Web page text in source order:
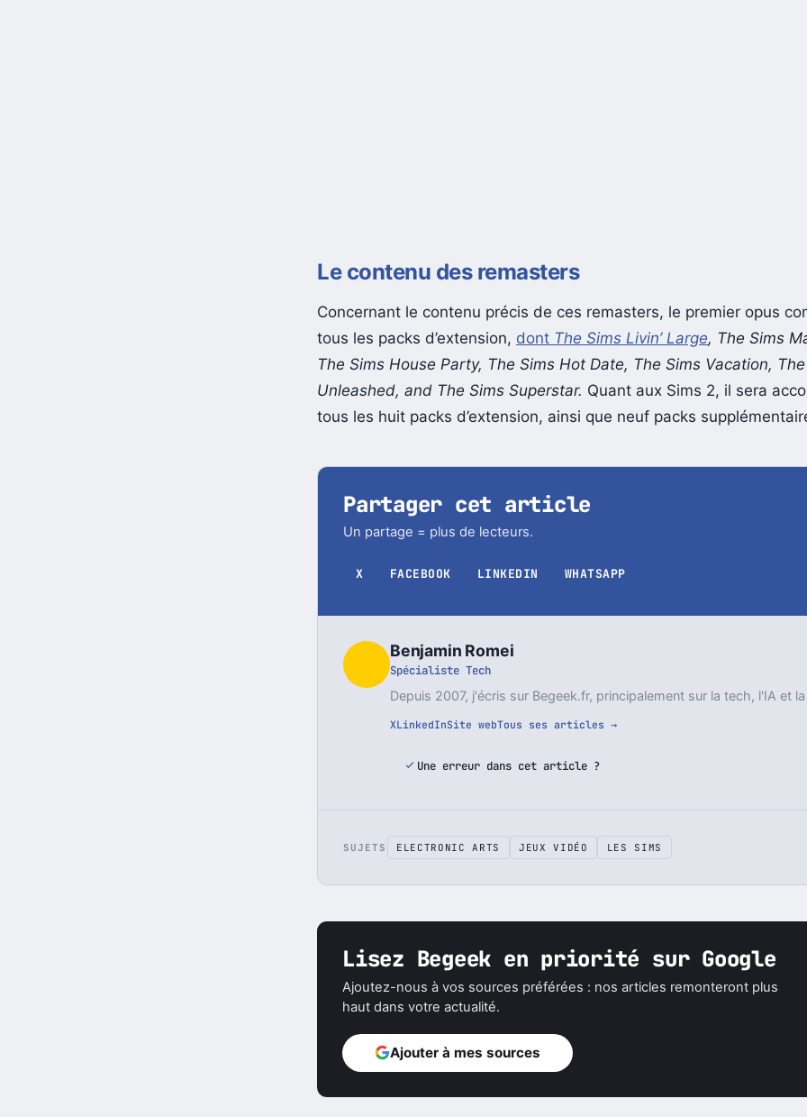
Le contenu des remasters
Concernant le contenu précis de ces remasters, le premier opus
tous les packs d’extension, dont The Sims Livin’ Large , The Sims
The Sims House Party, The Sims Hot Date, The Sims Vacation,
Unleashed, and The Sims Superstar. Quant aux Sims 2, il sera
Partager cet article
Un partage = plus de lecteurs.
Benjamin Romei
Spécialiste Tech
Depuis 2007, j'écris sur Begeek.fr, principalement sur la tech, l'IA et la
LinkedIn Site web Tous ses articles →
SUJETS ELECTRONIC ARTS JEUX VIDÉO LES SIMS
Lisez Begeek en priorité sur Google
haut dans votre actualité.